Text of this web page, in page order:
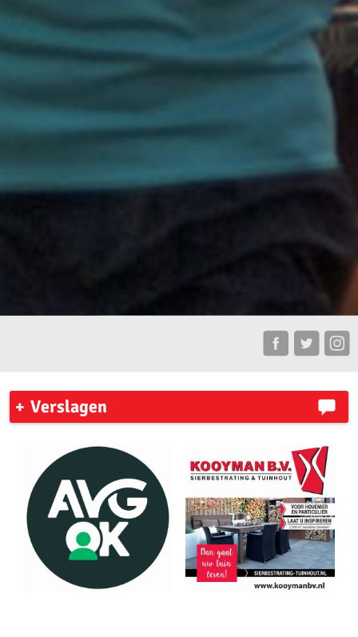
Verslagen
Ronde Venen Marathon 2023
New York City Marathon
Zilveren Turfloop 2023
My Road To Amsterdam